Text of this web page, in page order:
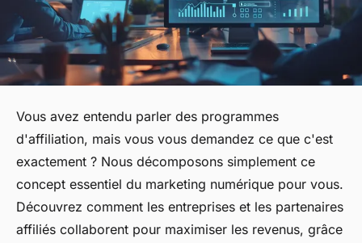
Vous avez entendu parler des programmes
d'affiliation, mais vous vous demandez ce que c'est
exactement ? Nous décomposons simplement ce
concept essentiel du marketing numérique pour vous.
Découvrez comment les entreprises et les partenaires
affiliés collaborent pour maximiser les revenus, grâce